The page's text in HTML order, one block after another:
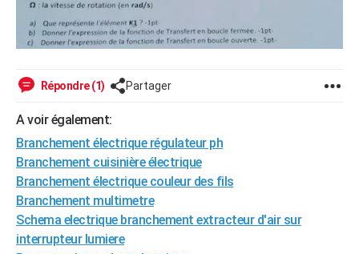
PHOTO
GUIDES D'ACHAT
BONS PLANS
CARTE DE VOEUX
Carte de Noël
Carte Bonne année
Carte Saint-Valentin
Carte Pâques
Carte d'anniversaire
DICTIONNAIRE
Dictionnaire
Biographies
Citations
Expressions
Proverbes
PROGRAMME TV
COPAINS D'AVANT
S'inscrire
Se connecter
Lycées
Collèges
Primaires
Universités
Entreprises
Service militaire
Avis de recherche
AVIS DE DÉCÈS
Répondre (1) Partager
A voir également:
Branchement électrique régulateur ph
Branchement cuisinière électrique
Branchement électrique couleur des fils
Branchement multimetre
Schema electrique branchement extracteur d'air sur
interrupteur lumiere